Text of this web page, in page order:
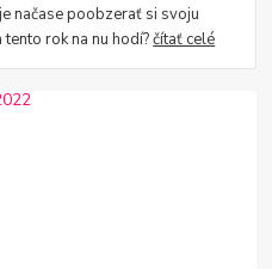
načase poobzerať si svoju
rok na nu hodí?čítať celé